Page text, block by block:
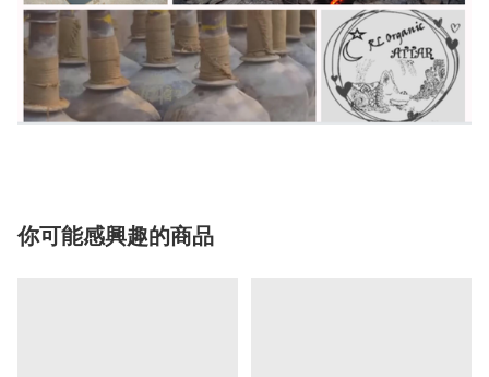
你可能感興趣的商品